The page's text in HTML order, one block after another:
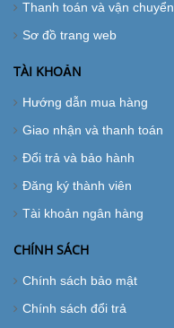
Thanh toán và vận chuyển
Sơ đồ trang web
TÀI KHOẢN
Hướng dẫn mua hàng
Giao nhận và thanh toán
Đổi trả và bảo hành
Đăng ký thành viên
Tài khoản ngân hàng
CHÍNH SÁCH
Chính sách bảo mật
Chính sách đổi trả